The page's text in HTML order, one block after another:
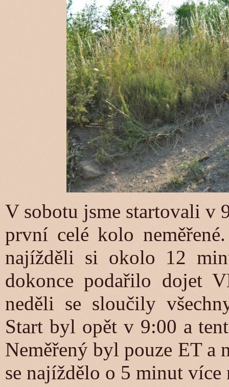
V sobotu jsme startovali v
první celé kolo
najížděli si okolo 12
dokonce podařilo dojet
neděli se sloučily
Start byl opět v 9:00 a
Neměřený byl pouze ET a
se najíždělo o 5 minut více